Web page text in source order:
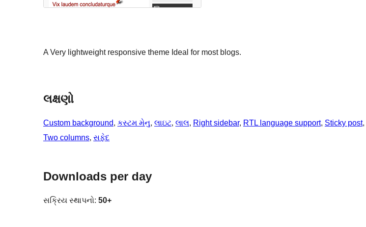
A Very lightweight responsive theme Ideal for most blogs.
લક્ષણો
Custom background, કસ્ટમ મેનુ, લાઇટ, લાલ, Right sidebar, RTL language support, Sticky post,
Two columns, સફેદ
Downloads per day
સક્રિય સ્થાપનો: 50+